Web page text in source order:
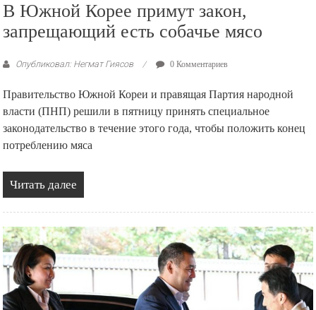
В Южной Корее примут закон,
запрещающий есть собачье мясо
Опубликовал: Негмат Гиясов 0 Комментариев
Правительство Южной Кореи и правящая Партия народной
власти (ПНП) решили в пятницу принять специальное
законодательство в течение этого года, чтобы положить конец
потреблению мяса
Читать далее